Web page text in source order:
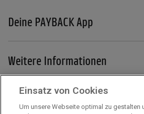
Deine PAYBACK App
Weitere Informationen
Einsatz von Cookies
Um unsere Webseite optimal zu gestalten